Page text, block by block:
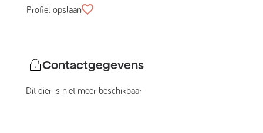
Profiel opslaan
Contactgegevens
Dit dier is niet meer beschikbaar